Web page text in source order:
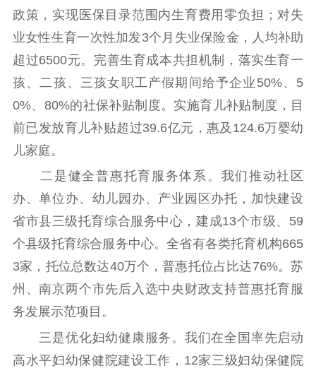
政策，实现医保目录范围内生育费用零负担；对失
业女性生育一次性加发3个月失业保险金，人均补助
超过6500元。完善生育成本共担机制，落实生育一
孩、二孩、三孩女职工产假期间给予企业50%、5
0%、80%的社保补贴制度。实施育儿补贴制度，目
前已发放育儿补贴超过39.6亿元，惠及124.6万婴幼
儿家庭。
二是健全普惠托育服务体系。我们推动社区
办、单位办、幼儿园办、产业园区办托，加快建设
省市县三级托育综合服务中心，建成13个市级、59
个县级托育综合服务中心。全省有各类托育机构665
3家，托位总数达40万个，普惠托位占比达76%。苏
州、南京两个市先后入选中央财政支持普惠托育服
务发展示范项目。
三是优化妇幼健康服务。我们在全国率先启动
高水平妇幼保健院建设工作，12家三级妇幼保健院